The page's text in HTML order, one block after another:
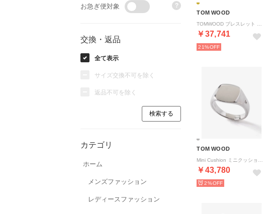
お急ぎ便対象 ?
交換・返品
全て表示
サイズ交換不可を除く
返品不可を除く
カテゴリ
ホーム
メンズファッション
レディースファッション
TOM WOOD
￥37,741
21%
TOM WOOD
￥43,780
2%